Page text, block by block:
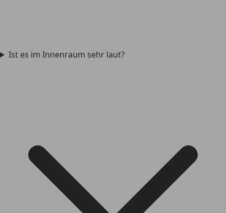
Ist es im Innenraum sehr laut?